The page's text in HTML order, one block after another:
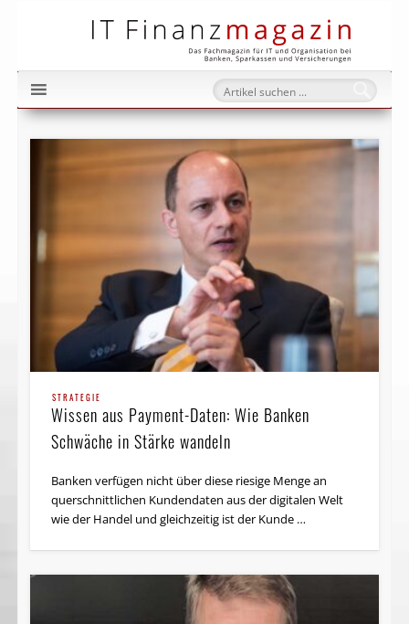
STRATEGIE
Wissen aus Payment-Daten: Wie Banken
Schwäche in Stärke wandeln
Banken verfügen nicht über diese riesige Menge an
querschnittlichen Kundendaten aus der digitalen Welt
wie der Handel und gleichzeitig ist der Kunde …